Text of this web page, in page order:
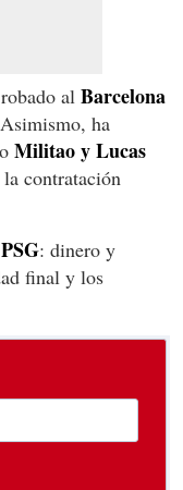
al Barcelona
ha
Militao y Lucas
contratación
PSG: dinero y
final y los